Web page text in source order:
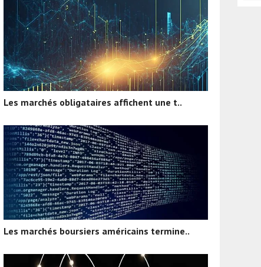
Les marchés obligataires affichent une t..
Les marchés boursiers américains termine..